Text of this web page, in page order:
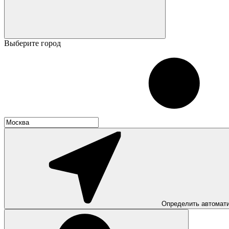
Выберите город
Определить